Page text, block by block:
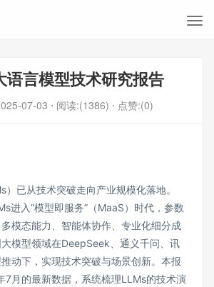
语言模型技术研究报告
07-03 ⋅ 阅读:(1386) ⋅ 点赞:(0)
）已从技术突破走向产业规模化落地。
进入“模型即服务”（MaaS）时代，参数
模态能力、智能体协作、专业化细分成
模型领域在DeepSeek、通义千问、讯
动下，实现技术突破与场景创新。本报
7月的最新数据，系统梳理LLMs的技术演